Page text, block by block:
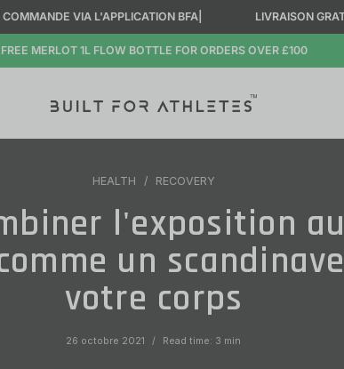
BFA| LIVRAISON GRATUITE À PARTIR
FREE MERLOT 1L FLOW BOTTLE FOR ORDERS OVER £100
HEALTH RECOVERY
l'exposition
un
votre corps
26 octobre 2021 Read time: 3 min